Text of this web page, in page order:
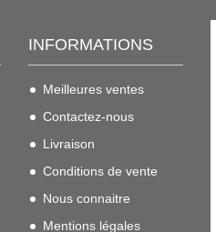
INFORMATIONS
Meilleures ventes
Contactez-nous
Livraison
Conditions de vente
Nous connaitre
Mentions légales